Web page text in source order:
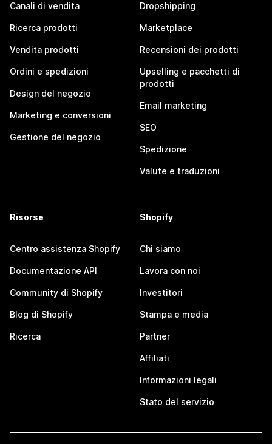
Canali di vendita
Ricerca prodotti
Vendita prodotti
Ordini e spedizioni
Design del negozio
Marketing e conversioni
Gestione del negozio
Dropshipping
Marketplace
Recensioni dei prodotti
Upselling e pacchetti di
prodotti
Email marketing
SEO
Spedizione
Valute e traduzioni
Risorse
Centro assistenza Shopify
Documentazione API
Community di Shopify
Blog di Shopify
Ricerca
Shopify
Chi siamo
Lavora con noi
Investitori
Stampa e media
Partner
Affiliati
Informazioni legali
Stato del servizio